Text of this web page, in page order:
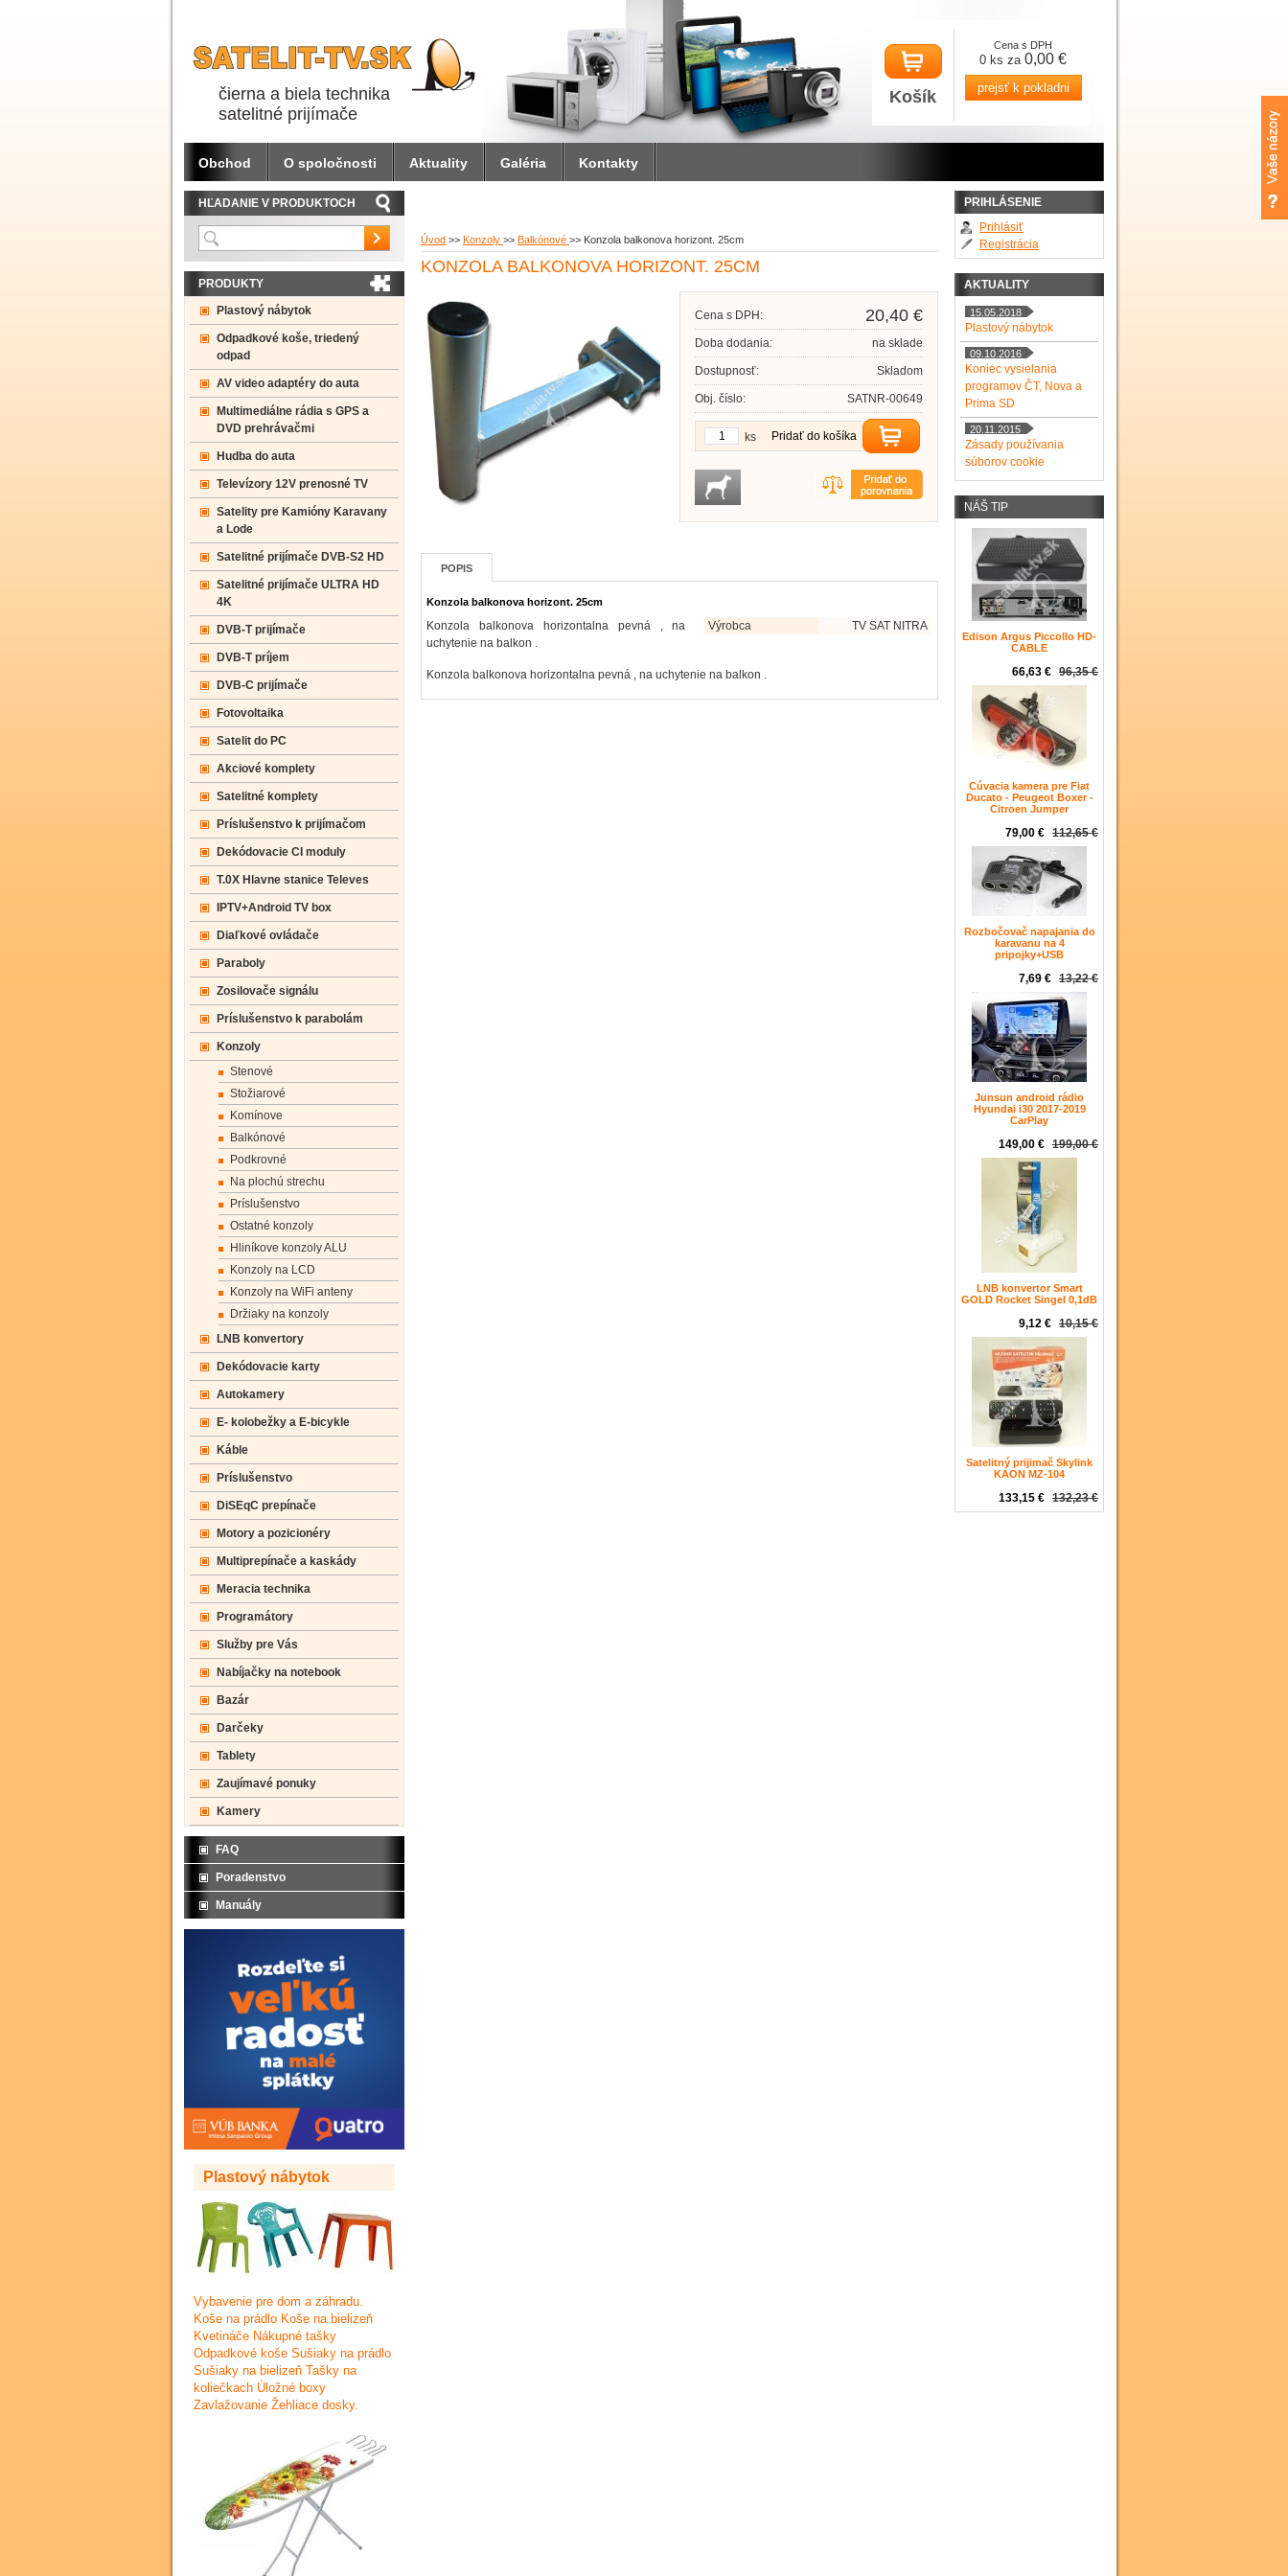
čierna a biela technika
satelitné prijímače
Úvod >> Konzoly >> Balkónové >> Konzola balkonova horizont. 25cm
KONZOLA BALKONOVA HORIZONT. 25CM
Cena s DPH: 20,40 €
Doba dodania: na sklade
Dostupnosť: Skladom
Obj. číslo: SATNR-00649
Pridať do košíka
ks
POPIS
Konzola balkonova horizont. 25cm
Výrobca TV SAT NITRA
Konzola balkonova horizontalna pevná , na
uchytenie na balkon .
Konzola balkonova horizontalna pevná , na uchytenie na balkon .
HĽADANIE V PRODUKTOCH
PRODUKTY
Plastový nábytok
Odpadkové koše, triedený
odpad
AV video adaptéry do auta
Multimediálne rádia s GPS a
DVD prehrávačmi
Hudba do auta
Televízory 12V prenosné TV
Satelity pre Kamióny Karavany
a Lode
Satelitné prijímače DVB-S2 HD
Satelitné prijímače ULTRA HD
4K
DVB-T prijímače
DVB-T príjem
DVB-C prijímače
Fotovoltaika
Satelit do PC
Akciové komplety
Satelitné komplety
Príslušenstvo k prijímačom
Dekódovacie CI moduly
T.0X Hlavne stanice Televes
IPTV+Android TV box
Diaľkové ovládače
Paraboly
Zosilovače signálu
Príslušenstvo k parabolám
Konzoly
Stenové
Stožiarové
Komínove
Balkónové
Podkrovné
Na plochú strechu
Príslušenstvo
Ostatné konzoly
Hliníkove konzoly ALU
Konzoly na LCD
Konzoly na WiFi anteny
Držiaky na konzoly
LNB konvertory
Dekódovacie karty
Autokamery
E- kolobežky a E-bicykle
Káble
Príslušenstvo
DiSEqC prepínače
Motory a pozicionéry
Multiprepínače a kaskády
Meracia technika
Programátory
Služby pre Vás
Nabíjačky na notebook
Bazár
Darčeky
Tablety
Zaujímavé ponuky
Kamery
FAQ
Poradenstvo
Manuály
Plastový nábytok
Vybavenie pre dom a záhradu.
Koše na prádlo Koše na bielizeň
Kvetináče Nákupné tašky
Odpadkové koše Sušiaky na prádlo
Sušiaky na bielizeň Tašky na
koliečkach Úložné boxy
Zavlažovanie Žehliace dosky.
PRIHLÁSENIE
Prihlásiť
Registrácia
AKTUALITY
15.05.2018
Plastový nábytok
09.10.2016
Koniec vysielania
programov ČT, Nova a
Prima SD
20.11.2015
Zásady používania
súborov cookie
NÁŠ TIP
Edison Argus Piccollo HD-
CABLE
66,63 € 96,35 €
Cúvacia kamera pre Fiat
Ducato - Peugeot Boxer -
Citroen Jumper
79,00 € 112,65 €
Rozbočovač napajania do
karavanu na 4
pripojky+USB
7,69 € 13,22 €
Junsun android rádio
Hyundai i30 2017-2019
CarPlay
149,00 € 199,00 €
LNB konvertor Smart
GOLD Rocket Singel 0,1dB
9,12 € 10,15 €
Satelitný prijimač Skylink
KAON MZ-104
133,15 € 132,23 €
Obchod O spoločnosti Aktuality Galéria Kontakty
Košík
Cena s DPH
0 ks za 0,00 €
prejsť k pokladni